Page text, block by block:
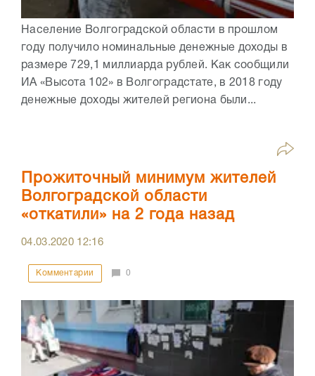
Население Волгоградской области в прошлом
году получило номинальные денежные доходы в
размере 729,1 миллиарда рублей. Как сообщили
ИА «Высота 102» в Волгоградстате, в 2018 году
денежные доходы жителей региона были...
Прожиточный минимум жителей
Волгоградской области
«откатили» на 2 года назад
04.03.2020 12:16
Комментарии 0